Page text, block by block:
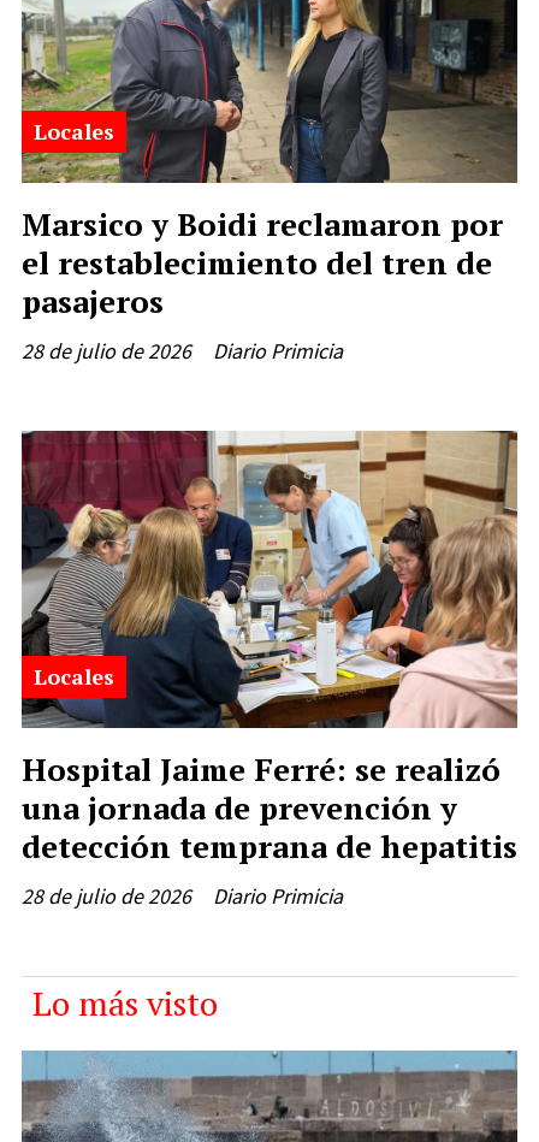
Marsico y Boidi reclamaron por
el restablecimiento del tren de
pasajeros
Diario Primicia
Locales
28 de julio de 2026
Hospital Jaime Ferré: se realizó
una jornada de prevención y
detección temprana de hepatitis
Diario Primicia
Locales
28 de julio de 2026
Lo más visto